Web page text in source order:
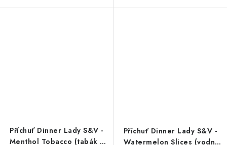
Příchuť Dinner Lady S&V -
Menthol Tobacco (tabák s
Příchuť Dinner Lady S&V -
Watermelon Slices (vodní